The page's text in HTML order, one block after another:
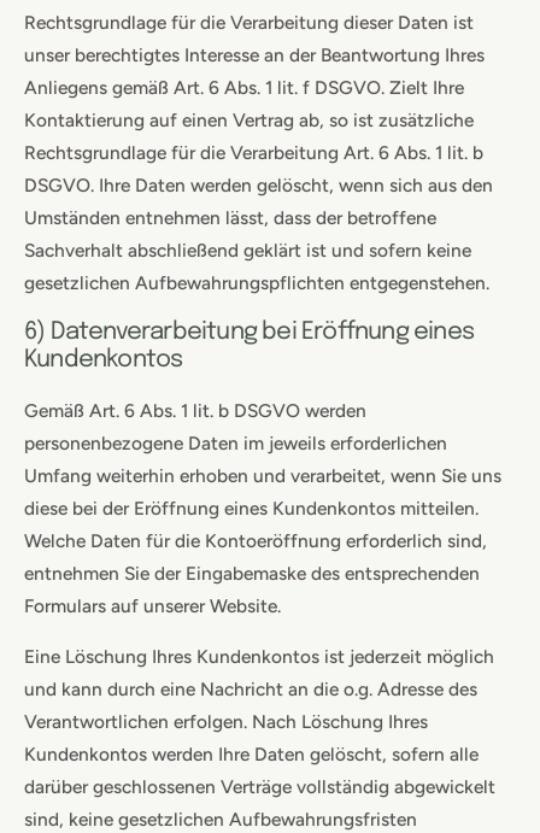
Rechtsgrundlage für die Verarbeitung dieser Daten ist
unser berechtigtes Interesse an der Beantwortung Ihres
Anliegens gemäß Art. 6 Abs. 1 lit. f DSGVO. Zielt Ihre
Kontaktierung auf einen Vertrag ab, so ist zusätzliche
Rechtsgrundlage für die Verarbeitung Art. 6 Abs. 1 lit. b
DSGVO. Ihre Daten werden gelöscht, wenn sich aus den
Umständen entnehmen lässt, dass der betroffene
Sachverhalt abschließend geklärt ist und sofern keine
gesetzlichen Aufbewahrungspflichten entgegenstehen.
6) Datenverarbeitung bei Eröffnung eines
Kundenkontos
Gemäß Art. 6 Abs. 1 lit. b DSGVO werden
personenbezogene Daten im jeweils erforderlichen
Umfang weiterhin erhoben und verarbeitet, wenn Sie uns
diese bei der Eröffnung eines Kundenkontos mitteilen.
Welche Daten für die Kontoeröffnung erforderlich sind,
entnehmen Sie der Eingabemaske des entsprechenden
Formulars auf unserer Website.
Eine Löschung Ihres Kundenkontos ist jederzeit möglich
und kann durch eine Nachricht an die o.g. Adresse des
Verantwortlichen erfolgen. Nach Löschung Ihres
Kundenkontos werden Ihre Daten gelöscht, sofern alle
darüber geschlossenen Verträge vollständig abgewickelt
sind, keine gesetzlichen Aufbewahrungsfristen